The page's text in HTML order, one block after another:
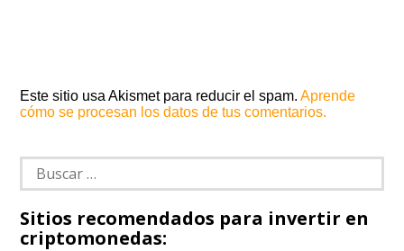
Este sitio usa Akismet para reducir el spam.Aprende
cómo se procesan los datos de tus comentarios.
Buscar:
Sitios recomendados para invertir en
criptomonedas: